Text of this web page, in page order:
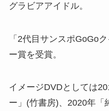
グラビアアイドル。
「2代目サンスポGoGo
ー賞を受賞。
イメージDVDとしては
ー」(竹書房)、2020年「